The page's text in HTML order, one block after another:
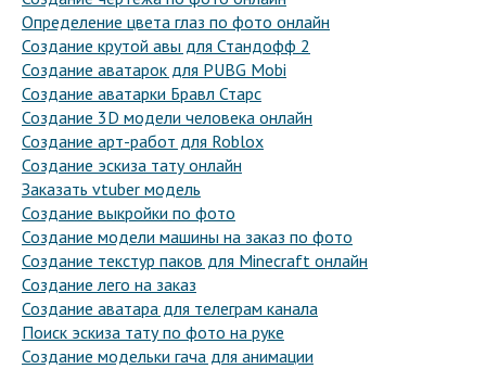
Определение цвета глаз по фото онлайн
Создание крутой авы для Стандофф 2
Создание аватарок для PUBG Mobi
Создание аватарки Бравл Старс
Создание 3D модели человека онлайн
Создание арт-работ для Roblox
Создание эскиза тату онлайн
Заказать vtuber модель
Создание выкройки по фото
Создание модели машины на заказ по фото
Создание текстур паков для Minecraft онлайн
Создание лего на заказ
Создание аватара для телеграм канала
Поиск эскиза тату по фото на руке
Создание модельки гача для анимации